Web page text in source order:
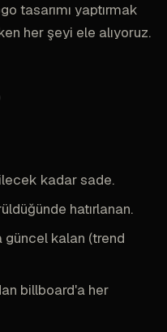
tasarımı yaptırmak
her şeyi ele alıyoruz.
kadar sade.
hatırlanan.
güncel kalan (trend
billboard'a her